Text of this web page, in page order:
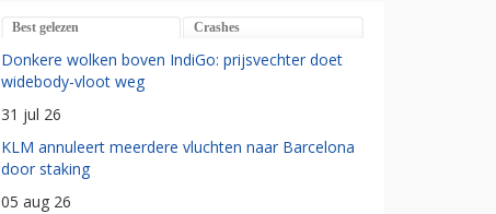
Best gelezen Crashes
Donkere wolken boven IndiGo: prijsvechter doet
widebody-vloot weg
31 jul 26
KLM annuleert meerdere vluchten naar Barcelona
door staking
05 aug 26